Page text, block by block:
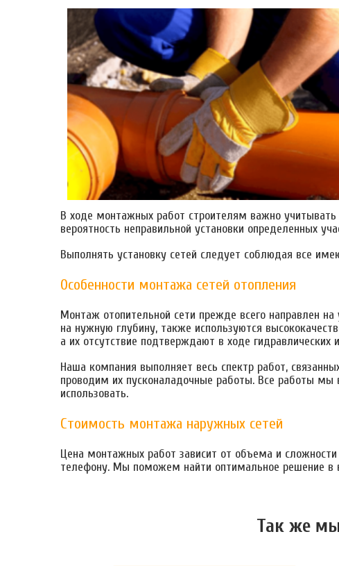
В ходе монтажных работ строителям важно
вероятность неправильной установки определенных
Выполнять установку сетей следует соблюдая все
Особенности монтажа сетей отопления
Монтаж отопительной сети прежде всего направлен
на нужную глубину, также используются
а их отсутствие подтверждают в ходе гидравлических
Наша компания выполняет весь спектр работ,
проводим их пусконаладочные работы. Все работы
использовать.
Стоимость монтажа наружных сетей
Цена монтажных работ зависит от объема и
телефону. Мы поможем найти оптимальное решение в
Так же